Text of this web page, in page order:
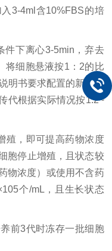
3-4ml含10%FBS的培
件下离心3-5min，弃去
将细胞悬液按1：2的比
明书要求配置的新的培
代根据实际情况按1:2~
殖，即可提高药物浓度
胞停止增殖，且状态较
物浓度）或使用不含药
个/mL，且生长状态
前3代时冻存一批细胞